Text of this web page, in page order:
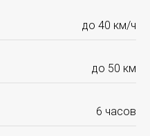
до 40 км/ч
до 50 км
6 часов